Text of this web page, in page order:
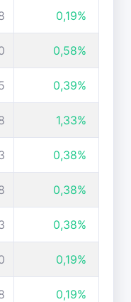
0,19%
0,58%
0,39%
1,33%
0,38%
0,38%
0,38%
0,19%
0,19%